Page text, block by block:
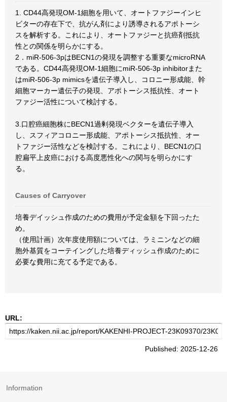
1. CD44高発現OM-1細胞を用いて、オートファジーインヒ
ビターの存在下で、抗がん剤により誘導されるアポトーシ
スを解析する。これにより、オートファジーと抗癌剤抵抗
性との関係を明らかにする。
2．miR-506-3pはBECN1の発現を調整する重要なmicroRNA
である。CD44高発現OM-1細胞にmiR-506-3p inhibitorまた
はmiR-506-3p mimicsを遺伝子導入し、コロニー形成能、幹
細胞マーカー遺伝子の発現、アポトーシス抵抗性、オート
ファジー活性について検討する。
3.口腔癌細胞株にBECN1過剰発現ベクターを遺伝子導入
し、スフィアコロニー形成能、アポトーシス抵抗性、オー
トファジー活性などを検討する。これにより、BECN1の口
腔扁平上皮癌における高度悪性化への関与を明らかにす
る。
Causes of Carryover
培養デイッシュ作成のための費用が予定金額を下回ったた
め。
（使用計画）次年度使用額については、ラミニンなどの細
胞外基質をコーテイングした培養ディッシュ作成のために
必要な費用に充てる予定である。
URL:
Published: 2025-12-26
Information